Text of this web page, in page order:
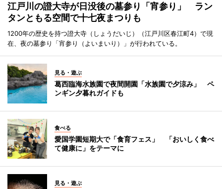
江戸川の證大寺が日没後の墓参り「宵参り」 ラン
タンともる空間で十七夜まつりも
1200年の歴史を持つ證大寺（しょうだいじ）（江戸川区春江町4）で現
在、夜の墓参り「宵参り（よいまいり）」が行われている。
見る・遊ぶ
葛西臨海水族園で夜間開園「水族園で夕涼み」 ペ
ンギン夕暮れガイドも
食べる
愛国学園短期大で「食育フェス」 「おいしく食べ
て健康に」をテーマに
見る・遊ぶ